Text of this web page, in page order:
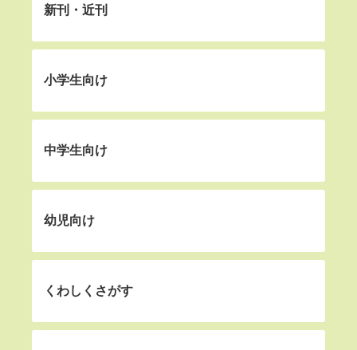
新刊・近刊
小学生向け
中学生向け
幼児向け
くわしくさがす